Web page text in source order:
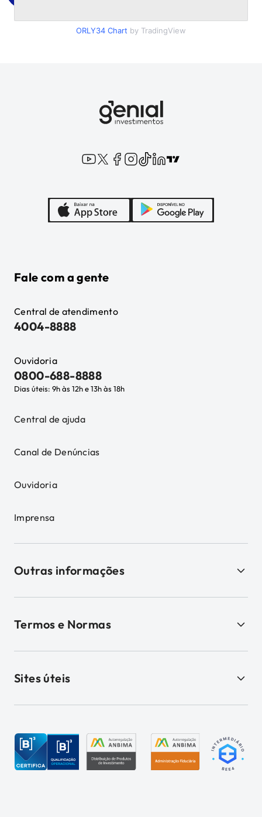
ORLY34 Chart by TradingView
Fale com a gente
Central de atendimento
4004-8888
Ouvidoria
0800-688-8888
Dias úteis: 9h às 12h e 13h às 18h
Central de ajuda
Canal de Denúncias
Ouvidoria
Imprensa
Outras informações
Termos e Normas
Sites úteis